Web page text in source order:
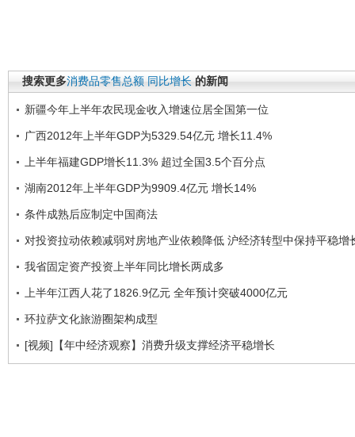
搜索更多消费品零售总额 同比增长 的新闻
新疆今年上半年农民现金收入增速位居全国第一位
广西2012年上半年GDP为5329.54亿元 增长11.4%
上半年福建GDP增长11.3% 超过全国3.5个百分点
湖南2012年上半年GDP为9909.4亿元 增长14%
条件成熟后应制定中国商法
对投资拉动依赖减弱对房地产业依赖降低 沪经济转型中保持平稳增
我省固定资产投资上半年同比增长两成多
上半年江西人花了1826.9亿元 全年预计突破4000亿元
环拉萨文化旅游圈架构成型
[视频]【年中经济观察】消费升级支撑经济平稳增长